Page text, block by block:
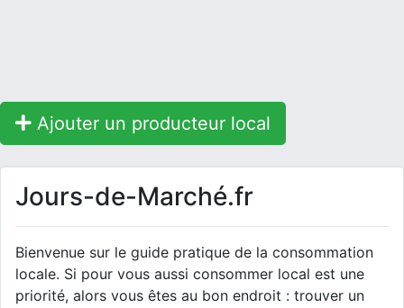
Ajouter un producteur local
Jours-de-Marché.fr
Bienvenue sur le guide pratique de la consommation
locale. Si pour vous aussi consommer local est une
priorité, alors vous êtes au bon endroit : trouver un